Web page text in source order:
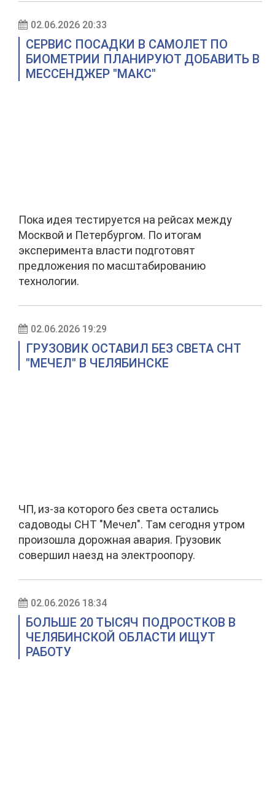
02.06.2026 20:33
СЕРВИС ПОСАДКИ В САМОЛЕТ ПО
БИОМЕТРИИ ПЛАНИРУЮТ ДОБАВИТЬ В
МЕССЕНДЖЕР "МАКС"
Пока идея тестируется на рейсах между
Москвой и Петербургом. По итогам
эксперимента власти подготовят
предложения по масштабированию
технологии.
02.06.2026 19:29
ГРУЗОВИК ОСТАВИЛ БЕЗ СВЕТА СНТ
"МЕЧЕЛ" В ЧЕЛЯБИНСКЕ
ЧП, из-за которого без света остались
садоводы СНТ "Мечел". Там сегодня утром
произошла дорожная авария. Грузовик
совершил наезд на электроопору.
02.06.2026 18:34
БОЛЬШЕ 20 ТЫСЯЧ ПОДРОСТКОВ В
ЧЕЛЯБИНСКОЙ ОБЛАСТИ ИЩУТ
РАБОТУ